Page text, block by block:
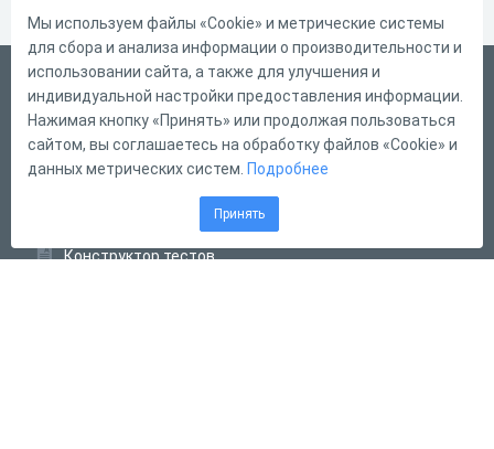
Русский
Справка
Форма обратной связи
Конструктор тестов
Мы используем файлы «Cookie» и метрические системы
для сбора и анализа информации о производительности и
использовании сайта, а также для улучшения и
индивидуальной настройки предоставления информации.
Нажимая кнопку «Принять» или продолжая пользоваться
сайтом, вы соглашаетесь на обработку файлов «Cookie» и
данных метрических систем. Подробнее
Принять